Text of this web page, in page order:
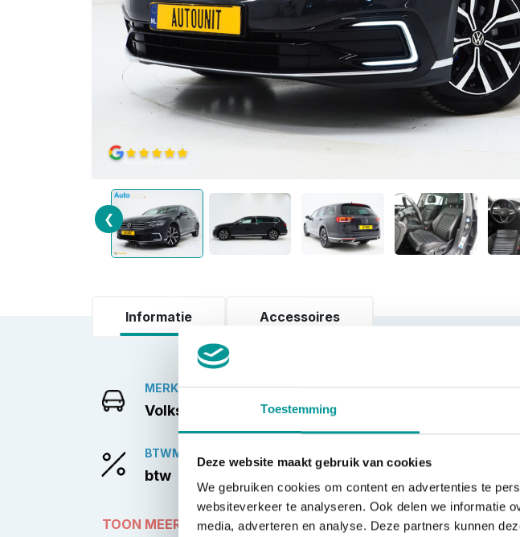
Toestemming
Deze website maakt gebruik van cookies
We gebruiken cookies om content en advertenties te
websiteverkeer te analyseren. Ook delen we informatie
media, adverteren en analyse. Deze partners kunnen
❮
Informatie Accessoires
MERK
Volkswagen
KILOMETERSTAND
BTWMARGE
btw
TOON MEER